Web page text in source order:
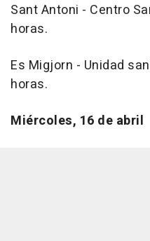
Sant Antoni - Centro
horas.
Es Migjorn - Unidad
horas.
Miércoles, 16 de abril